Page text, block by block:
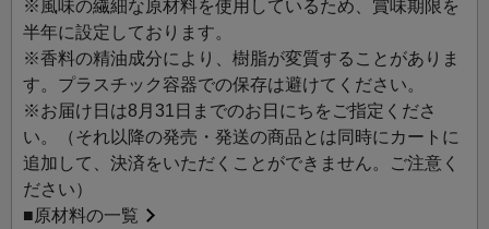
※風味の繊細な原材料を使用しているため、賞味期限を
半年に設定しております。
※香料の精油成分により、樹脂が変質することがありま
す。プラスチック容器での保存は避けてください。
※お届け日は8月31日までのお日にちをご指定くださ
い。（それ以降の発売・発送の商品とは同時にカートに
追加して、決済をいただくことができません。ご注意く
ださい）
■原材料の一覧